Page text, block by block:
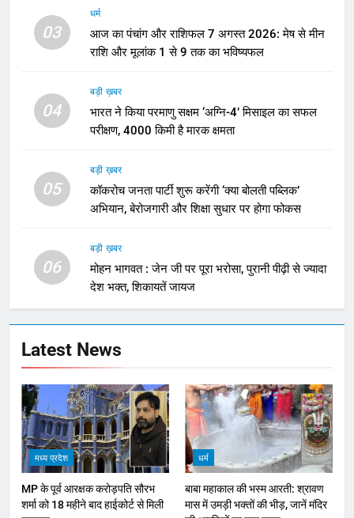
03
धर्म
आज का पंचांग और राशिफल 7 अगस्त 2026: मेष से मीन
राशि और मूलांक 1 से 9 तक का भविष्यफल
04
बड़ी ख़बर
भारत ने किया परमाणु सक्षम ‘अग्नि-4’ मिसाइल का सफल
परीक्षण, 4000 किमी है मारक क्षमता
05
बड़ी ख़बर
कॉकरोच जनता पार्टी शुरू करेंगी ‘क्या बोलती पब्लिक’
अभियान, बेरोजगारी और शिक्षा सुधार पर होगा फोकस
06
बड़ी ख़बर
मोहन भागवत : जेन जी पर पूरा भरोसा, पुरानी पीढ़ी से ज्यादा
देश भक्त, शिकायतें जायज
Latest News
मध्य प्रदेश
MP के पूर्व आरक्षक करोड़पति सौरभ
शर्मा को 18 महीने बाद हाईकोर्ट से मिली
धर्म
बाबा महाकाल की भस्म आरती: श्रावण
मास में उमड़ी भक्तों की भीड़, जानें मंदिर